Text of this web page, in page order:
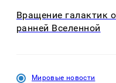
Вращение галактик
ранней Вселенной
Мировые новости